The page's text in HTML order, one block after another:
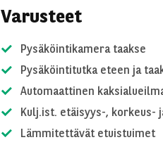
Varusteet
Pysäköintikamera taakse
Pysäköintitutka eteen ja
Automaattinen
Kulj.ist. etäisyys-, korkeus-
Lämmitettävät etuistuimet